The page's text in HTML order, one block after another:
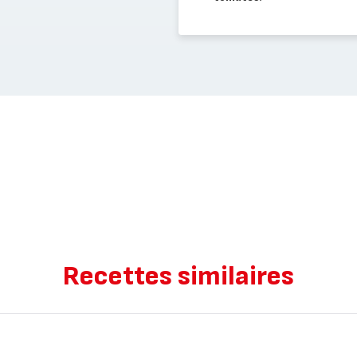
Recettes similaires